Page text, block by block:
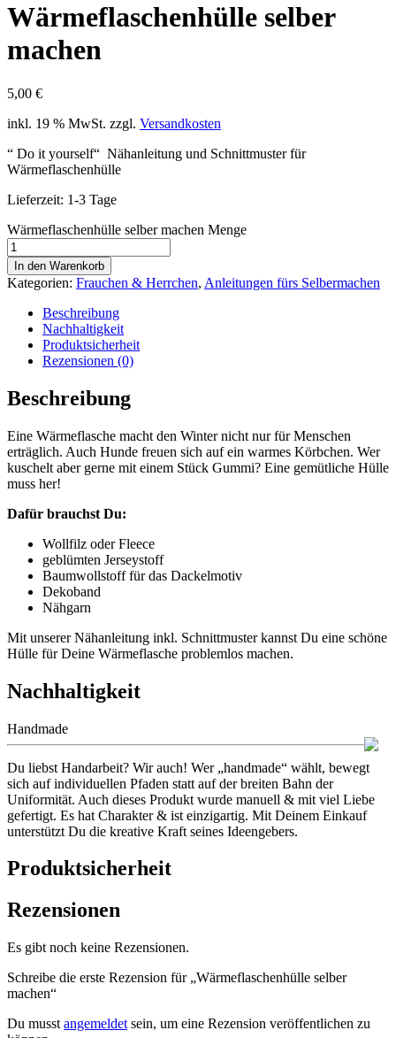
Wärmeflaschenhülle selber
machen
5,00 €
inkl. 19 % MwSt. zzgl. Versandkosten
“ Do it yourself“ Nähanleitung und Schnittmuster für
Wärmeflaschenhülle
Lieferzeit: 1-3 Tage
Wärmeflaschenhülle selber machen Menge
In den Warenkorb
Kategorien: Frauchen & Herrchen, Anleitungen fürs Selbermachen
Beschreibung
Nachhaltigkeit
Produktsicherheit
Rezensionen (0)
Beschreibung
Eine Wärmeflasche macht den Winter nicht nur für Menschen
erträglich. Auch Hunde freuen sich auf ein warmes Körbchen. Wer
kuschelt aber gerne mit einem Stück Gummi? Eine gemütliche Hülle
muss her!
Dafür brauchst Du:
Wollfilz oder Fleece
geblümten Jerseystoff
Baumwollstoff für das Dackelmotiv
Dekoband
Nähgarn
Mit unserer Nähanleitung inkl. Schnittmuster kannst Du eine schöne
Hülle für Deine Wärmeflasche problemlos machen.
Nachhaltigkeit
Handmade
Du liebst Handarbeit? Wir auch! Wer „handmade“ wählt, bewegt
sich auf individuellen Pfaden statt auf der breiten Bahn der
Uniformität. Auch dieses Produkt wurde manuell & mit viel Liebe
gefertigt. Es hat Charakter & ist einzigartig. Mit Deinem Einkauf
unterstützt Du die kreative Kraft seines Ideengebers.
Produktsicherheit
Rezensionen
Es gibt noch keine Rezensionen.
Schreibe die erste Rezension für „Wärmeflaschenhülle selber
machen“
Du musst angemeldet sein, um eine Rezension veröffentlichen zu